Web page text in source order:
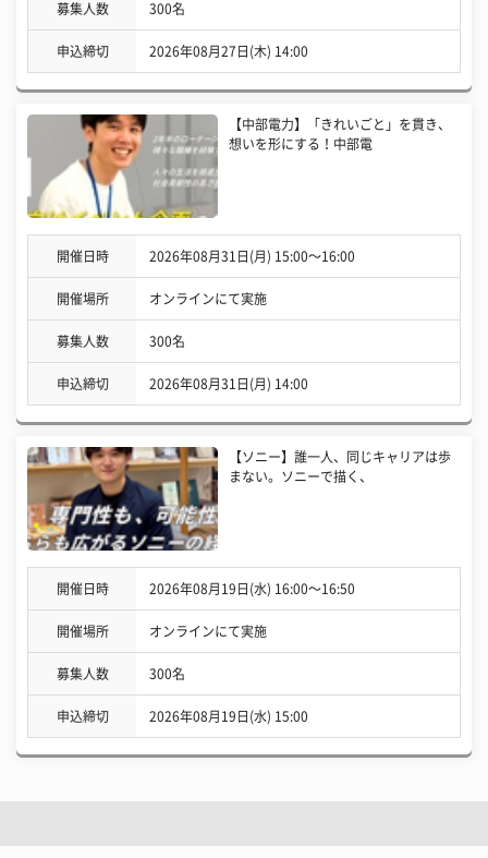
募集人数 300名
申込締切 2026年08月27日(木) 14:00
【中部電力】「きれいごと」を貫き、
想いを形にする！中部電
開催日時 2026年08月31日(月) 15:00〜16:00
開催場所 オンラインにて実施
募集人数 300名
申込締切 2026年08月31日(月) 14:00
【ソニー】誰一人、同じキャリアは歩
まない。ソニーで描く、
開催日時 2026年08月19日(水) 16:00〜16:50
開催場所 オンラインにて実施
募集人数 300名
申込締切 2026年08月19日(水) 15:00